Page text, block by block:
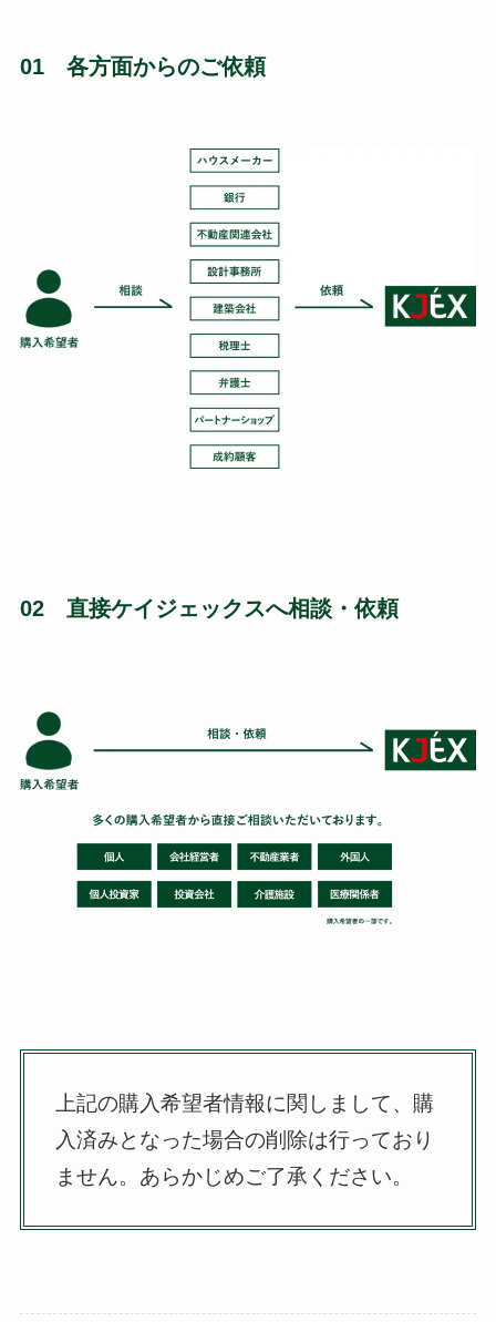
01 各方面からのご依頼
02 直接ケイジェックスへ相談・依頼
上記の購入希望者情報に関しまして、購
入済みとなった場合の削除は行っており
ません。 あらかじめご了承ください。